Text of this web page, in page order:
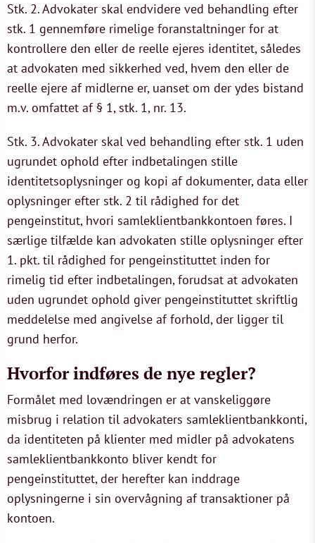
Stk. 2. Advokater skal endvidere ved behandling efter
stk. 1 gennemføre rimelige foranstaltninger for at
kontrollere den eller de reelle ejeres identitet, således
at advokaten med sikkerhed ved, hvem den eller de
reelle ejere af midlerne er, uanset om der ydes bistand
m.v. omfattet af § 1, stk. 1, nr. 13.
Stk. 3. Advokater skal ved behandling efter stk. 1 uden
ugrundet ophold efter indbetalingen stille
identitetsoplysninger og kopi af dokumenter, data eller
oplysninger efter stk. 2 til rådighed for det
pengeinstitut, hvori samleklientbankkontoen føres. I
særlige tilfælde kan advokaten stille oplysninger efter
1. pkt. til rådighed for pengeinstituttet inden for
rimelig tid efter indbetalingen, forudsat at advokaten
uden ugrundet ophold giver pengeinstituttet skriftlig
meddelelse med angivelse af forhold, der ligger til
grund herfor.
Hvorfor indføres de nye regler?
Formålet med lovændringen er at vanskeliggøre
misbrug i relation til advokaters samleklientbankkonti,
da identiteten på klienter med midler på advokatens
samleklientbankkonto bliver kendt for
pengeinstituttet, der herefter kan inddrage
oplysningerne i sin overvågning af transaktioner på
kontoen.